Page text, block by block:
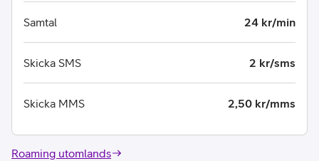
Samtal 24 kr/min
Skicka SMS 2 kr/sms
Skicka MMS 2,50 kr/mms
Roaming utomlands